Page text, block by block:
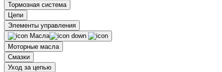
Тормозная система
Цепи
Элементы управления
Масла
Моторные масла
Смазки
Уход за цепью